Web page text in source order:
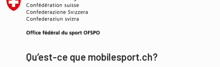
Qu’est-ce que mobilesport.ch?